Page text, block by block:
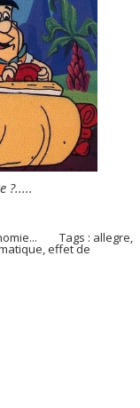
?.....
Tags : allegre,
,effet de